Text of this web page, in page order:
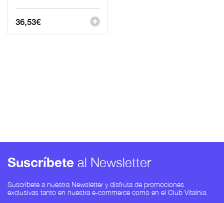
36,53€
Suscríbete al Newsletter
Suscríbete a nuestra Newsletter y disfruta de promociones
exclusivas tanto en nuestra e-commerce como en el Club Vitalnia.